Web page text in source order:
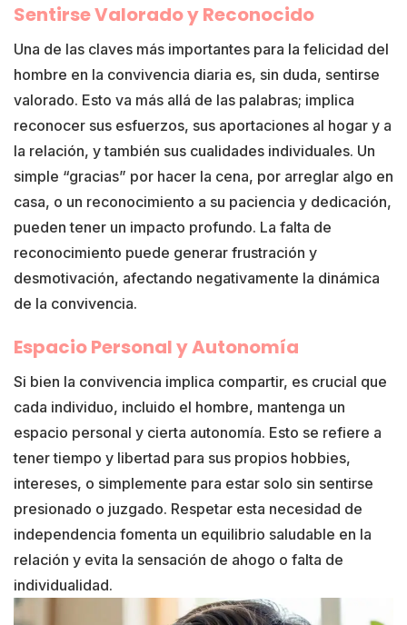
Sentirse Valorado y Reconocido
Una de las claves más importantes para la felicidad del
hombre en la convivencia diaria es, sin duda, sentirse
valorado. Esto va más allá de las palabras; implica
reconocer sus esfuerzos, sus aportaciones al hogar y a
la relación, y también sus cualidades individuales. Un
simple “gracias” por hacer la cena, por arreglar algo en
casa, o un reconocimiento a su paciencia y dedicación,
pueden tener un impacto profundo. La falta de
reconocimiento puede generar frustración y
desmotivación, afectando negativamente la dinámica
de la convivencia.
Espacio Personal y Autonomía
Si bien la convivencia implica compartir, es crucial que
cada individuo, incluido el hombre, mantenga un
espacio personal y cierta autonomía. Esto se refiere a
tener tiempo y libertad para sus propios hobbies,
intereses, o simplemente para estar solo sin sentirse
presionado o juzgado. Respetar esta necesidad de
independencia fomenta un equilibrio saludable en la
relación y evita la sensación de ahogo o falta de
individualidad.